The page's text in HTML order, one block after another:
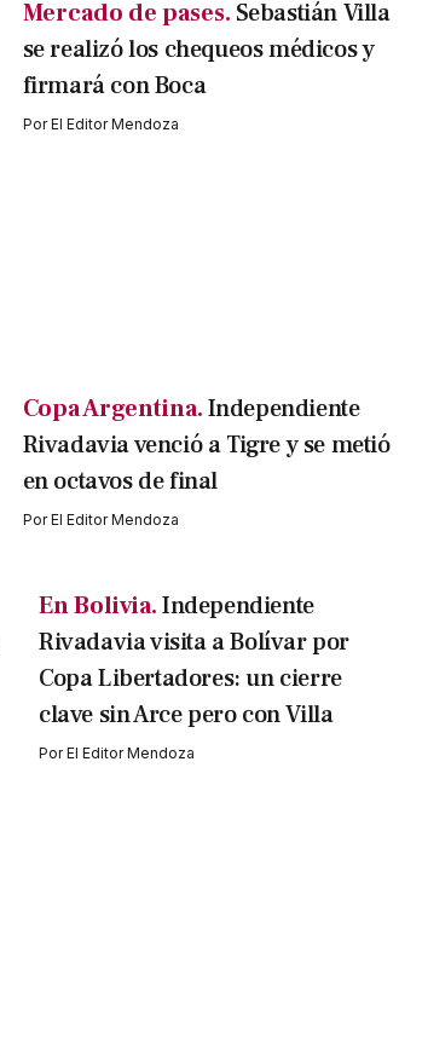
Mercado de pases. Sebastián Villa
se realizó los chequeos médicos y
firmará con Boca
PorEl Editor Mendoza
Copa Argentina.Independiente
Rivadavia venció a Tigre y se metió
en octavos de final
PorEl Editor Mendoza
En Bolivia.Independiente
Rivadavia visita a Bolívar por
Copa Libertadores: un cierre
clave sin Arce pero con Villa
PorEl Editor Mendoza